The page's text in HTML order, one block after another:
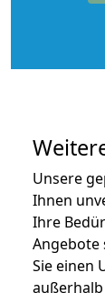
Unsere
Ihnen
Ihre
Angebote
Sie einen